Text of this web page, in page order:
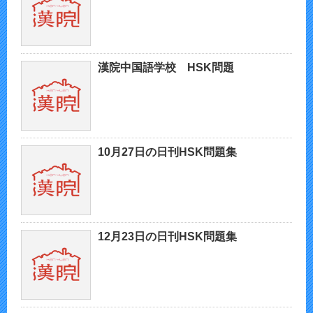
漢院中国語学校 HSK問題
10月27日の日刊HSK問題集
12月23日の日刊HSK問題集